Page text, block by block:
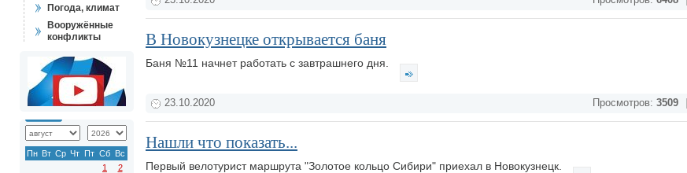
Погода, климат
Вооружённые
конфликты
Пн Вт Ср Чт Пт Сб Вс
1
2
В Новокузнецке открывается баня
Баня №11 начнет работать с завтрашнего дня.
23.10.2020 Просмотров: 3509
Нашли что показать...
Первый велотурист маршрута "Золотое кольцо Сибири" приехал в Новокузнецк.